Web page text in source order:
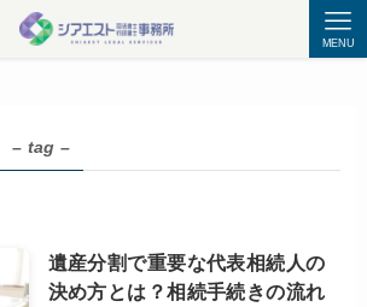
MENU
– tag –
遺産分割で重要な代表相続人の
決め方とは？相続手続きの流れ